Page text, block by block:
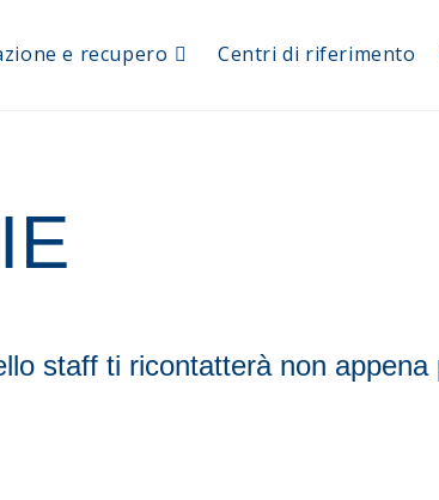
e recupero Centri di riferimento
staff ti ricontatterà non appena